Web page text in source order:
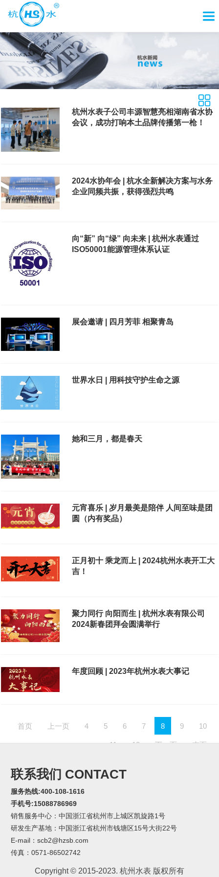
杭州水表子公司丰源智慧亮相湖南省水协
会议，成功打响本土品牌传播第一枪！
2024水协年会 | 杭水全新解决方案与水务
企业同频共振，获得强烈共鸣
向“新” 向“绿” 向未来 | 杭州水表通过
ISO50001能源管理体系认证
展会邀请 | 四月芳菲 相聚青岛
世界水日 | 用科技守护生命之源
她和三月，都是春天
元宵喜乐 | 岁月最美是陪伴 人间至味是团
圆（内有奖品）
正月初十 乘龙而上 | 2024杭州水表开工大
吉！
聚力同行 向阳而生 | 杭州水表有限公司
2024新春团拜会圆满举行
年度回顾 | 2023年杭州水表大事记
首页 上一页 4 5 6 7 8 9 10
11 12 下一页 末页
联系我们 CONTACT
服务热线:400-108-1616
手机号:15088786969
销售服务中心：中国浙江省杭州市上城区凯旋路1号
研发生产基地：中国浙江省杭州市钱塘区15号大街22号
E-mail：scb2@hzsb.com
传真：0571-86502742
Copyright © 2015-2023. 杭州水表 版权所有